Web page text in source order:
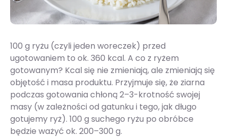
100 g ryżu (czyli jeden woreczek) przed
ugotowaniem to ok. 360 kcal. A co z ryżem
gotowanym? Kcal się nie zmieniają, ale zmieniają się
objętość i masa produktu. Przyjmuje się, że ziarna
podczas gotowania chłoną 2–3-krotność swojej
masy (w zależności od gatunku i tego, jak długo
gotujemy ryż). 100 g suchego ryżu po obróbce
będzie ważyć ok. 200–300 g.